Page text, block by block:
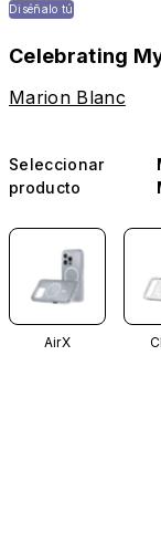
Diséñalo tú
Celebrating
Marion Blanc
Seleccionar
producto
AirX